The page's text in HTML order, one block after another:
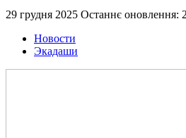
29 грудня 2025 Останнє оновлення:
Новости
Экадаши